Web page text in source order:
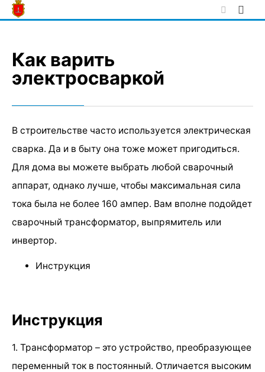
Skip
to
Как варить
электросваркой
В строительстве часто используется электрическая
сварка. Да и в быту она тоже может пригодиться.
Для дома вы можете выбрать любой сварочный
аппарат, однако лучше, чтобы максимальная сила
тока была не более 160 ампер. Вам вполне подойдет
сварочный трансформатор, выпрямитель или
инвертор.
Инструкция
Инструкция
1. Трансформатор – это устройство, преобразующее
переменный ток в постоянный. Отличается высоким